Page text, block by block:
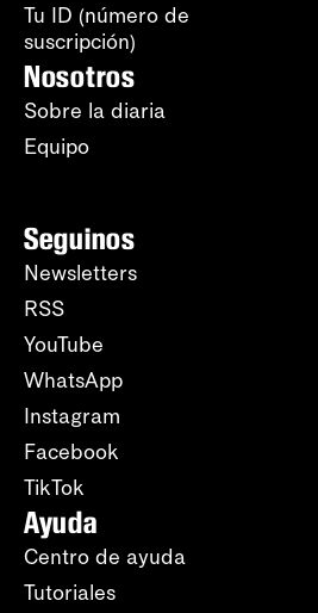
Tu ID (número de
suscripción)
Nosotros
Sobre la diaria
Equipo
Seguinos
Newsletters
RSS
YouTube
WhatsApp
Instagram
Facebook
TikTok
Ayuda
Centro de ayuda
Tutoriales